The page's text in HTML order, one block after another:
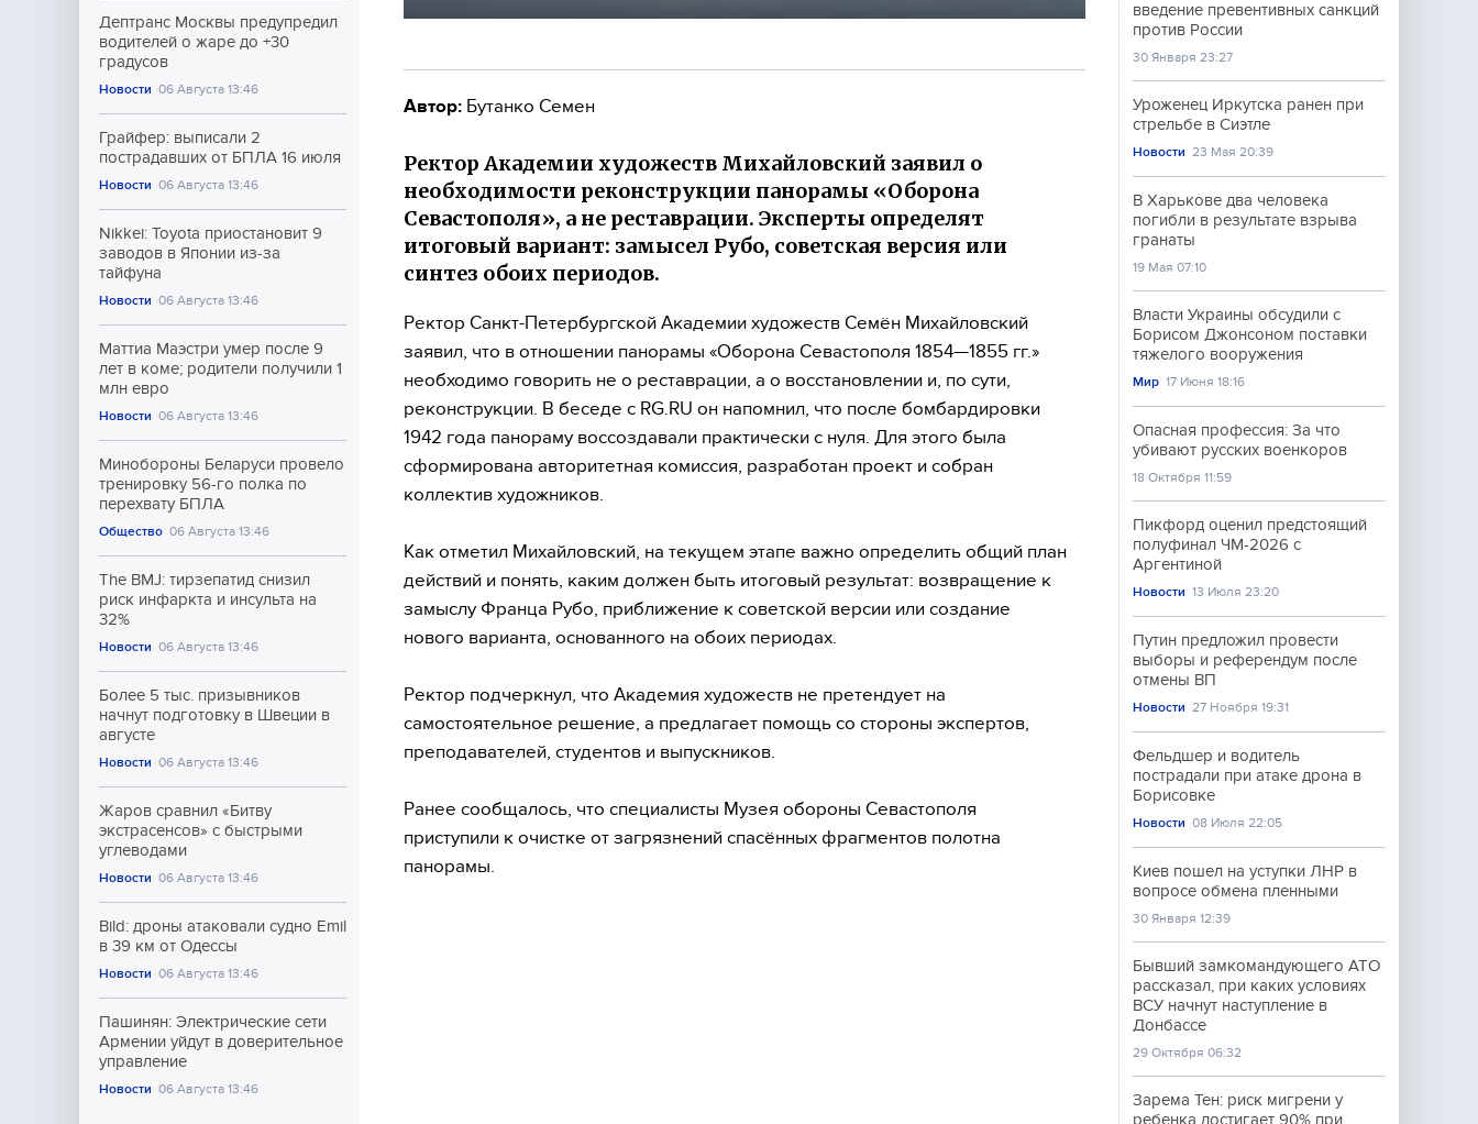
Дептранс Москвы предупредил
водителей о жаре до +30
градусов
Новости 06 Августа 13:46
Грайфер: выписали 2
пострадавших от БПЛА 16 июля
Новости 06 Августа 13:46
Nikkei: Toyota приостановит 9
заводов в Японии из-за
тайфуна
Новости 06 Августа 13:46
Маттиа Маэстри умер после 9
лет в коме; родители получили 1
млн евро
Новости 06 Августа 13:46
Минобороны Беларуси провело
тренировку 56-го полка по
перехвату БПЛА
Общество 06 Августа 13:46
The BMJ: тирзепатид снизил
риск инфаркта и инсульта на
32%
Новости 06 Августа 13:46
Более 5 тыс. призывников
начнут подготовку в Швеции в
августе
Новости 06 Августа 13:46
Жаров сравнил «Битву
экстрасенсов» с быстрыми
углеводами
Новости 06 Августа 13:46
Bild: дроны атаковали судно Emil
в 39 км от Одессы
Новости 06 Августа 13:46
Пашинян: Электрические сети
Армении уйдут в доверительное
управление
Новости 06 Августа 13:46
Автор: Бутанко Семен
Ректор Академии художеств Михайловский заявил о
необходимости реконструкции панорамы «Оборона
Севастополя», а не реставрации. Эксперты определят
итоговый вариант: замысел Рубо, советская версия или
синтез обоих периодов.
Ректор Санкт-Петербургской Академии художеств Семён Михайловский
заявил, что в отношении панорамы «Оборона Севастополя 1854—1855 гг.»
необходимо говорить не о реставрации, а о восстановлении и, по сути,
реконструкции. В беседе с RG.RU он напомнил, что после бомбардировки
1942 года панораму воссоздавали практически с нуля. Для этого была
сформирована авторитетная комиссия, разработан проект и собран
коллектив художников.
Как отметил Михайловский, на текущем этапе важно определить общий план
действий и понять, каким должен быть итоговый результат: возвращение к
замыслу Франца Рубо, приближение к советской версии или создание
нового варианта, основанного на обоих периодах.
Ректор подчеркнул, что Академия художеств не претендует на
самостоятельное решение, а предлагает помощь со стороны экспертов,
преподавателей, студентов и выпускников.
Ранее сообщалось, что специалисты Музея обороны Севастополя
приступили к очистке от загрязнений спасённых фрагментов полотна
панорамы.
введение превентивных санкций
против России
30 Января 23:27
Уроженец Иркутска ранен при
стрельбе в Сиэтле
Новости 23 Мая 20:39
В Харькове два человека
погибли в результате взрыва
гранаты
19 Мая 07:10
Власти Украины обсудили с
Борисом Джонсоном поставки
тяжелого вооружения
Мир 17 Июня 18:16
Опасная профессия: За что
убивают русских военкоров
18 Октября 11:59
Пикфорд оценил предстоящий
полуфинал ЧМ-2026 с
Аргентиной
Новости 13 Июля 23:20
Путин предложил провести
выборы и референдум после
отмены ВП
Новости 27 Ноября 19:31
Фельдшер и водитель
пострадали при атаке дрона в
Борисовке
Новости 08 Июля 22:05
Киев пошел на уступки ЛНР в
вопросе обмена пленными
30 Января 12:39
Бывший замкомандующего АТО
рассказал, при каких условиях
ВСУ начнут наступление в
Донбассе
29 Октября 06:32
Зарема Тен: риск мигрени у
ребенка достигает 90% при